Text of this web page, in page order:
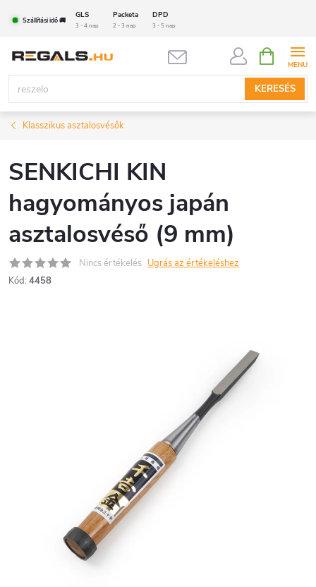
tartalomhoz
Szállítási idő 🚚
GLS Packeta DPD
3 - 4 nap 2 - 3 nap 3 - 5 nap
KERESÉS
KOSÁR
Klasszikus asztalosvésők
SENKICHI KIN
hagyományos japán
asztalosvéső (9 mm)
Nincs értékelés Ugrás az értékeléshez
Kód: 4458